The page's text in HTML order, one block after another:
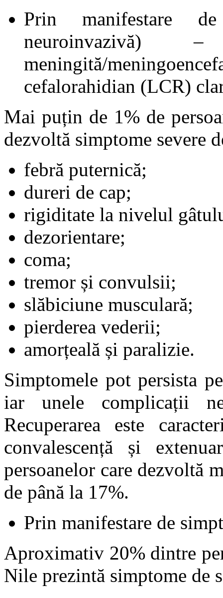
Prin manifestare
meningită/
cefalorahidian (LCR)
Mai puțin de 1% de
dezvoltă simptome severe
febră puternică;
dureri de cap;
rigiditate la nivelul
dezorientare;
coma;
tremor și convulsii;
slăbiciune musculară;
pierderea vederii;
amorțeală și paralizie.
Simptomele pot persista
iar unele complicații
Recuperarea este
convalescență și
persoanelor care dezvoltă
de până la 17%.
Prin manifestare de
Aproximativ 20% dintre
Nile prezintă simptome de